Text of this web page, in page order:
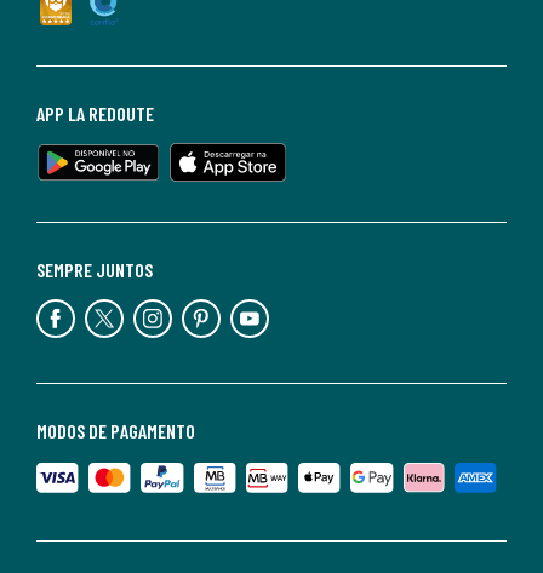
MODOS DE PAGAMENTO
SEMPRE JUNTOS
APP LA REDOUTE